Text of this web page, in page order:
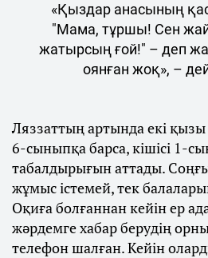
«Қыздар анасының
"Мама, тұршы! Сен
жатырсың ғой!" – деп
оянған жоқ», –
Ляззаттың артында екі
6-сыныпқа барса, кішісі 1-
табалдырығын аттады.
жұмыс істемей, тек
Оқиға болғаннан кейін ер
жәрдемге хабар берудің
телефон шалған. Кейін